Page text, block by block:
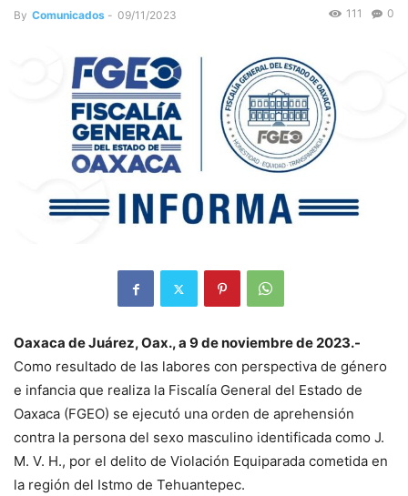
By Comunicados - 09/11/2023 0
111
Oaxaca de Juárez, Oax., a 9 de noviembre de 2023.-
Como resultado de las labores con perspectiva de género
e infancia que realiza la Fiscalía General del Estado de
Oaxaca (FGEO) se ejecutó una orden de aprehensión
contra la persona del sexo masculino identificada como J.
M. V. H., por el delito de Violación Equiparada cometida en
la región del Istmo de Tehuantepec.